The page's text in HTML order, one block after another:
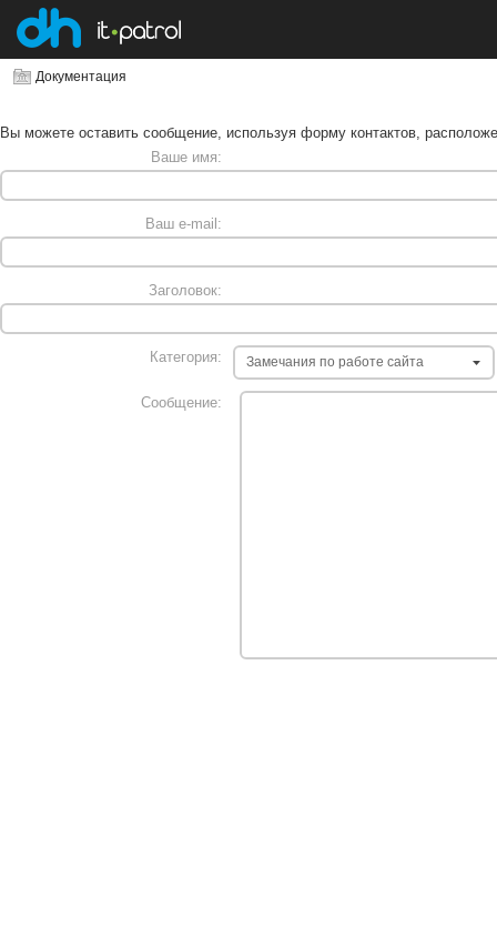
Документация
Вы можете оставить сообщение, используя форму контактов,
Ваше имя:
Ваш e-mail:
Заголовок:
Категория:
Сообщение: